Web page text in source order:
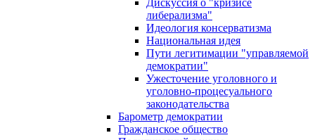
Дискуссия о "кризисе
либерализма"
Идеология консерватизма
Национальная идея
Пути легитимации "управляемой
демократии"
Ужесточение уголовного и
уголовно-процесуального
законодательства
Барометр демократии
Гражданское общество